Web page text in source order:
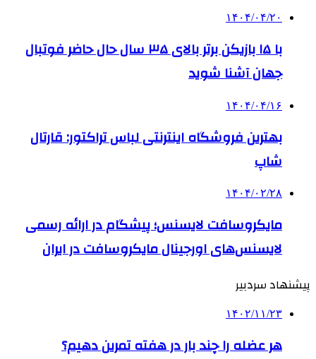
۱۴۰۴/۰۴/۲۰
با ۱۵ بازیکن برتر بالای ۳۵ سال حال حاضر فوتبال
جهان آشنا شوید
۱۴۰۴/۰۴/۱۶
بهترین فروشگاه اینترنتی لباس تراکتور: قارتال
شاپ
۱۴۰۴/۰۲/۲۸
مایکروسافت لایسنس؛ پیشگام در ارائه رسمی
لایسنس‌های اورجینال مایکروسافت در ایران
پیشنهاد سردبیر
۱۴۰۲/۱۱/۲۳
هر عضله را چند بار در هفته تمرین دهیم؟